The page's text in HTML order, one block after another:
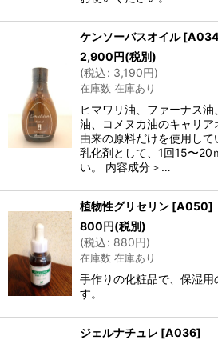
ケンソーバスオイル [A034
2,900円(税別)
(税込: 3,190円)
在庫数 在庫あり
ヒマワリ油、ファーナス
油、コメヌカ油のキャリ
由来の原料だけを使用し
乳化剤として、1回15〜20
い。 内容成分＞…
植物性グリセリン [A050]
800円(税別)
(税込: 880円)
在庫数 在庫あり
手作りの化粧品で、保湿用
す。
ジェルナチュレ [A036]